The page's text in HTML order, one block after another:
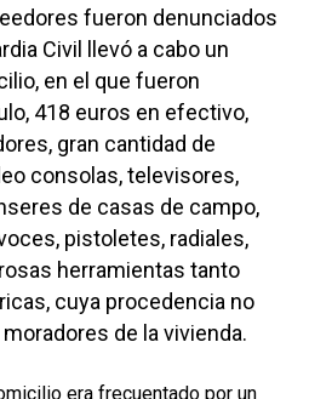
fueron denunciados
Civil llevó a cabo un
en el que fueron
418 euros en efectivo,
gran cantidad de
consolas, televisores,
de casas de campo,
pistoletes, radiales,
herramientas tanto
cuya procedencia no
de la vivienda.
era frecuentado por un